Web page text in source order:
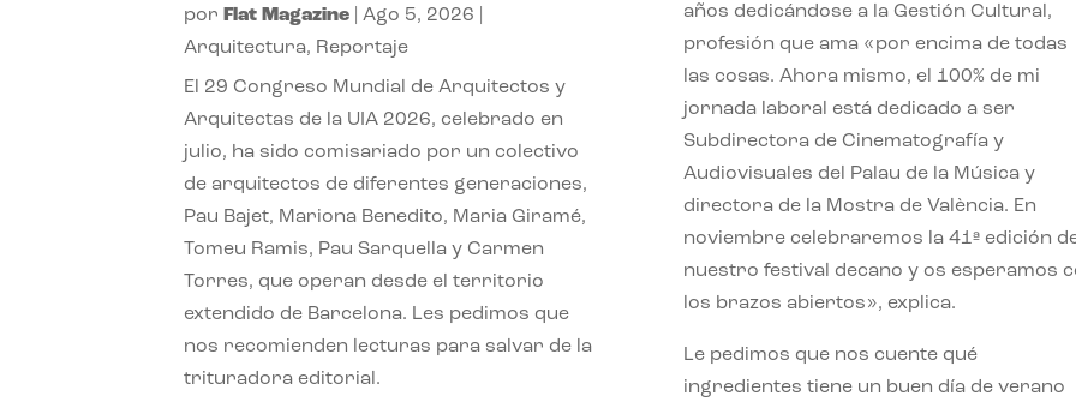
por Flat Magazine |Ago 5, 2026
Arquitectura, Reportaje
El 29 Congreso Mundial de Arquitectos y
Arquitectas de la UIA 2026, celebrado en
julio, ha sido comisariado por un colectivo
de arquitectos de diferentes generaciones,
Pau Bajet, Mariona Benedito, Maria Giramé,
Tomeu Ramis, Pau Sarquella y Carmen
Torres, que operan desde el territorio
extendido de Barcelona. Les pedimos que
nos recomienden lecturas para salvar de la
trituradora editorial.
años dedicándose a la Gestión Cultural,
profesión que ama «por encima de todas
las cosas. Ahora mismo, el 100% de mi
jornada laboral está dedicado a ser
Subdirectora de Cinematografía y
Audiovisuales del Palau de la Música y
directora de la Mostra de València. En
noviembre celebraremos la 41ª edición
nuestro festival decano y os esperamos
los brazos abiertos», explica.
Le pedimos que nos cuente qué
ingredientes tiene un buen día de verano